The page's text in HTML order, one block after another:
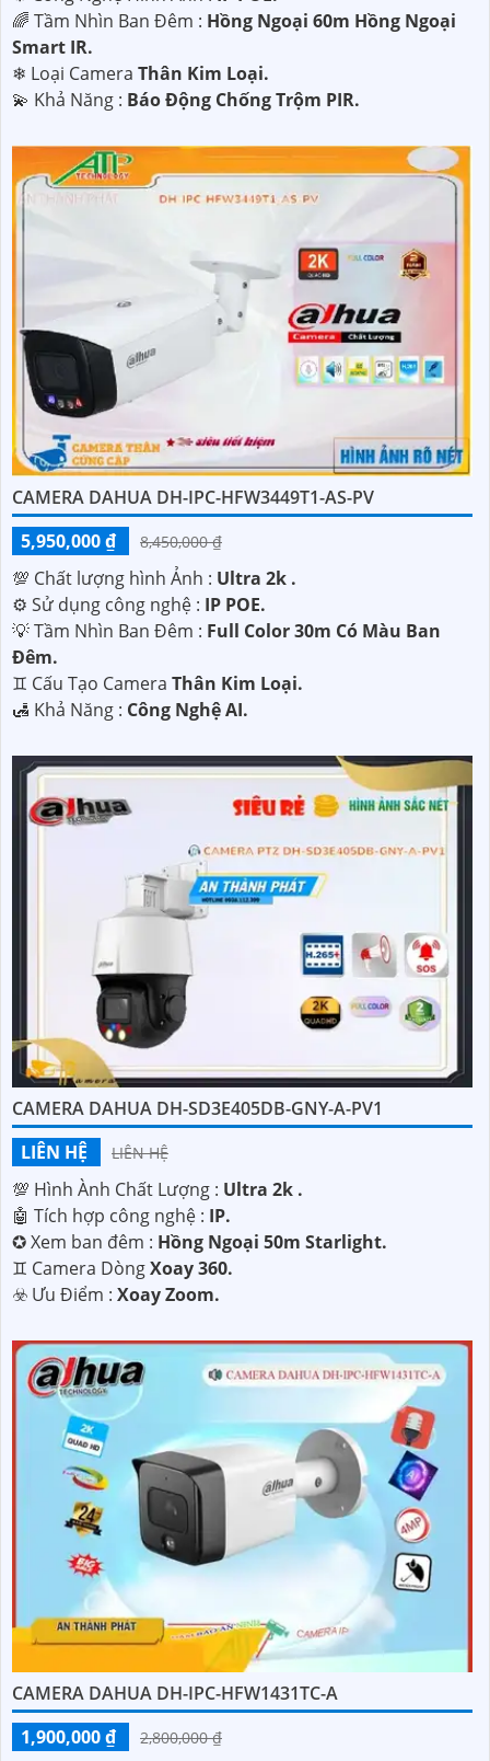
🌈 Tầm Nhìn Ban Đêm : Hồng Ngoại 60m Hồng Ngoại
Smart IR.
❄ Loại Camera Thân Kim Loại.
️💫 Khả Năng : Báo Động Chống Trộm PIR.
CAMERA DAHUA DH-IPC-HFW3449T1-AS-PV
5,950,000 ₫
8,450,000 ₫
💯 Chất lượng hình Ảnh : Ultra 2k .
⚙ Sử dụng công nghệ : IP POE.
💡 Tầm Nhìn Ban Đêm : Full Color 30m Có Màu Ban
Đêm.
♊ Cấu Tạo Camera Thân Kim Loại.
️🛃 Khả Năng : Công Nghệ AI.
CAMERA DAHUA DH-SD3E405DB-GNY-A-PV1
LIÊN HỆ
LIÊN HỆ
💯 Hình Ành Chất Lượng : Ultra 2k .
🤖️ Tích hợp công nghệ : IP.
✪ Xem ban đêm : Hồng Ngoại 50m Starlight.
♊ Camera DòngXoay 360.
️☣️ Ưu Điểm : Xoay Zoom.
CAMERA DAHUA DH-IPC-HFW1431TC-A
1,900,000 ₫
2,800,000 ₫